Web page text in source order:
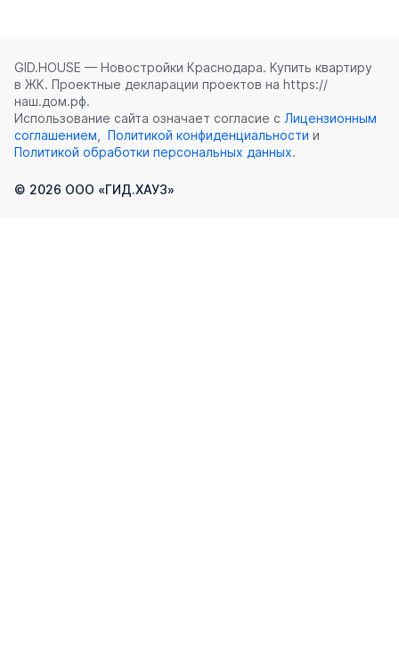
GID.HOUSE — Новостройки Краснодара. Купить квартиру
в ЖК. Проектные декларации проектов на https://
наш.дом.рф.
Использование сайта означает согласие с Лицензионным
соглашением, Политикой конфиденциальности и
Политикой обработки персональных данных.
© 2026 ООО «ГИД.ХАУЗ»